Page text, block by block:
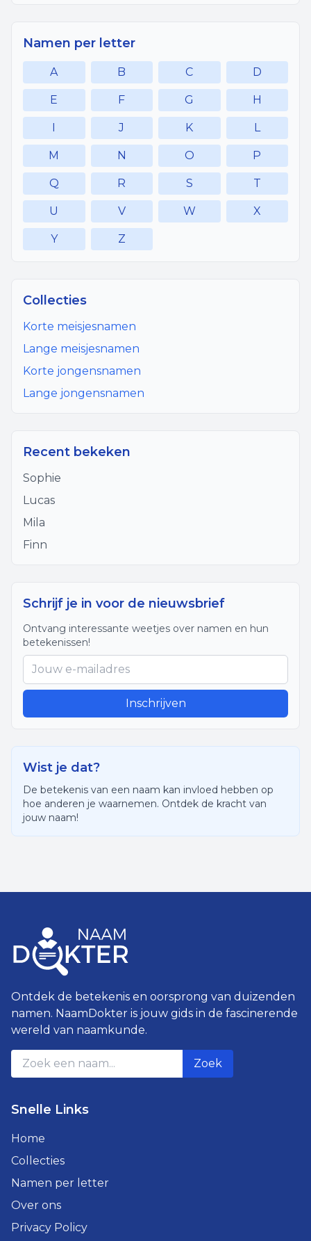
Namen per letter
A B C D
E F G H
I J K L
M N O P
Q R S T
U V W X
Y Z
Collecties
Korte meisjesnamen
Lange meisjesnamen
Korte jongensnamen
Lange jongensnamen
Recent bekeken
Sophie
Lucas
Mila
Finn
Schrijf je in voor de nieuwsbrief
Ontvang interessante weetjes over namen en hun
betekenissen!
Inschrijven
Wist je dat?
De betekenis van een naam kan invloed hebben op
hoe anderen je waarnemen. Ontdek de kracht van
jouw naam!
Ontdek de betekenis en oorsprong van duizenden
namen. NaamDokter is jouw gids in de fascinerende
wereld van naamkunde.
Zoek
Snelle Links
Home
Collecties
Namen per letter
Over ons
Privacy Policy